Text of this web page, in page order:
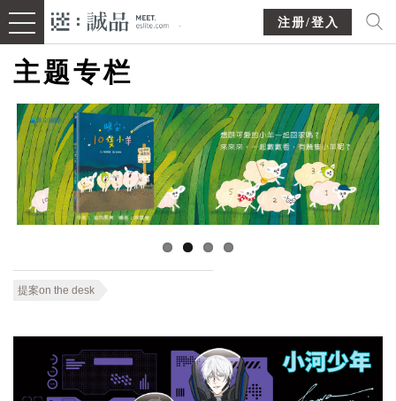
注册/登入
主题专栏
提案on the desk